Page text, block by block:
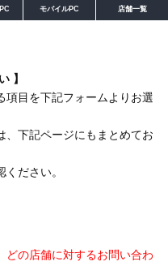
モバイルPC 店舗一覧
】
項目を下記フォームよりお選
、下記ページにもまとめてお
ださい。
どの店舗に対するお問い合わ